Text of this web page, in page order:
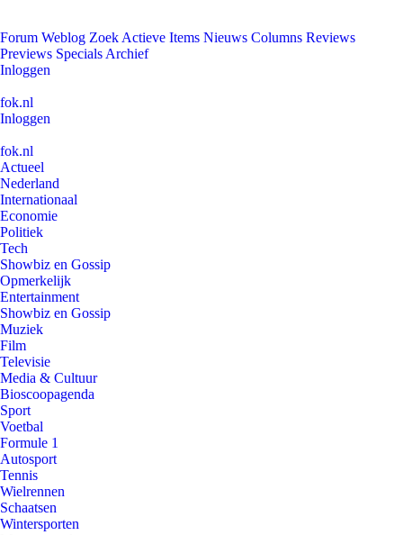
Forum Weblog Zoek Actieve Items Nieuws Columns Reviews
Previews Specials Archief
Inloggen
fok.nl
Inloggen
fok.nl
Actueel
Nederland
Internationaal
Economie
Politiek
Tech
Showbiz en Gossip
Opmerkelijk
Entertainment
Showbiz en Gossip
Muziek
Film
Televisie
Media & Cultuur
Bioscoopagenda
Sport
Voetbal
Formule 1
Autosport
Tennis
Wielrennen
Schaatsen
Wintersporten